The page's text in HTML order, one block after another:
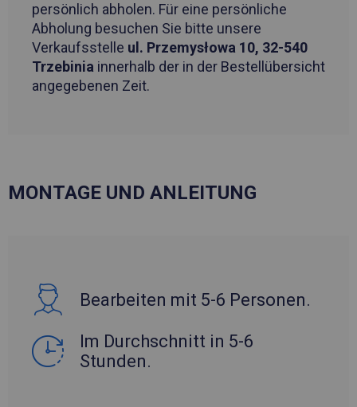
persönlich abholen. Für eine persönliche
Abholung besuchen Sie bitte unsere
Verkaufsstelle ul. Przemysłowa 10, 32-540
Trzebinia innerhalb der in der Bestellübersicht
angegebenen Zeit.
MONTAGE UND ANLEITUNG
Bearbeiten mit 5-6 Personen.
Im Durchschnitt in 5-6
Stunden.